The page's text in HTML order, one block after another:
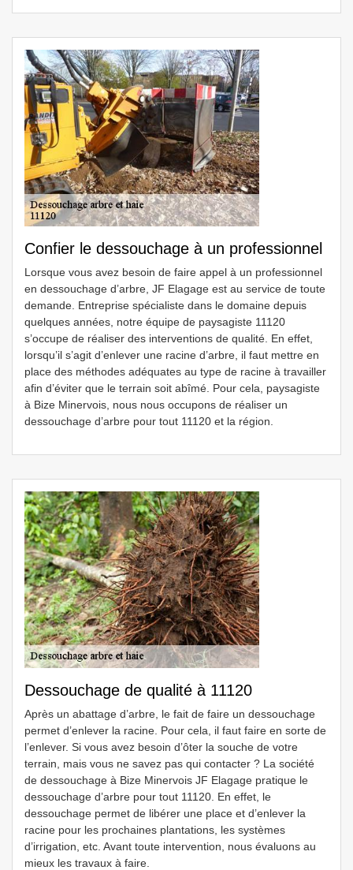
Confier le dessouchage à un professionnel
Lorsque vous avez besoin de faire appel à un professionnel
en dessouchage d’arbre, JF Elagage est au service de toute
demande. Entreprise spécialiste dans le domaine depuis
quelques années, notre équipe de paysagiste 11120
s’occupe de réaliser des interventions de qualité. En effet,
lorsqu’il s’agit d’enlever une racine d’arbre, il faut mettre en
place des méthodes adéquates au type de racine à travailler
afin d’éviter que le terrain soit abîmé. Pour cela, paysagiste
à Bize Minervois, nous nous occupons de réaliser un
dessouchage d’arbre pour tout 11120 et la région.
Dessouchage de qualité à 11120
Après un abattage d’arbre, le fait de faire un dessouchage
permet d’enlever la racine. Pour cela, il faut faire en sorte de
l’enlever. Si vous avez besoin d’ôter la souche de votre
terrain, mais vous ne savez pas qui contacter ? La société
de dessouchage à Bize Minervois JF Elagage pratique le
dessouchage d’arbre pour tout 11120. En effet, le
dessouchage permet de libérer une place et d’enlever la
racine pour les prochaines plantations, les systèmes
d’irrigation, etc. Avant toute intervention, nous évaluons au
mieux les travaux à faire.